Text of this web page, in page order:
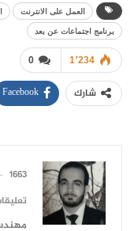
العمل على الانترنت
برنامج اجتماعات عن بعد
0 1٬234
شارك Facebook
1663 المشاركات